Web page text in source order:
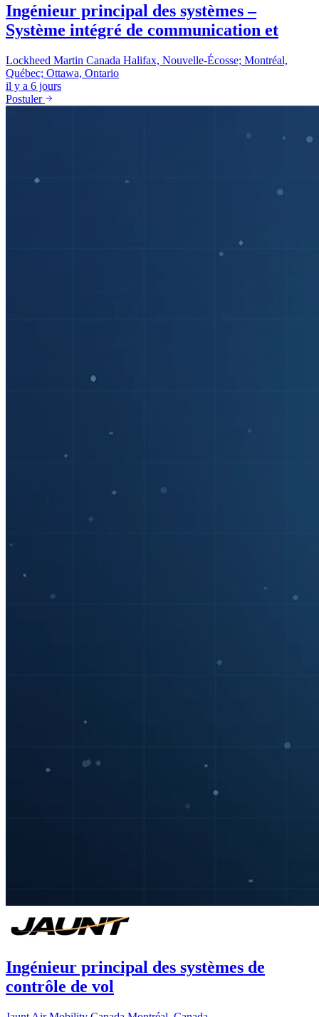
Ingénieur principal des systèmes –
Système intégré de communication et
Lockheed Martin Canada Halifax, Nouvelle-Écosse; Montréal,
Québec; Ottawa, Ontario
il y a 6 jours
Postuler
Ingénieur principal des systèmes de
contrôle de vol